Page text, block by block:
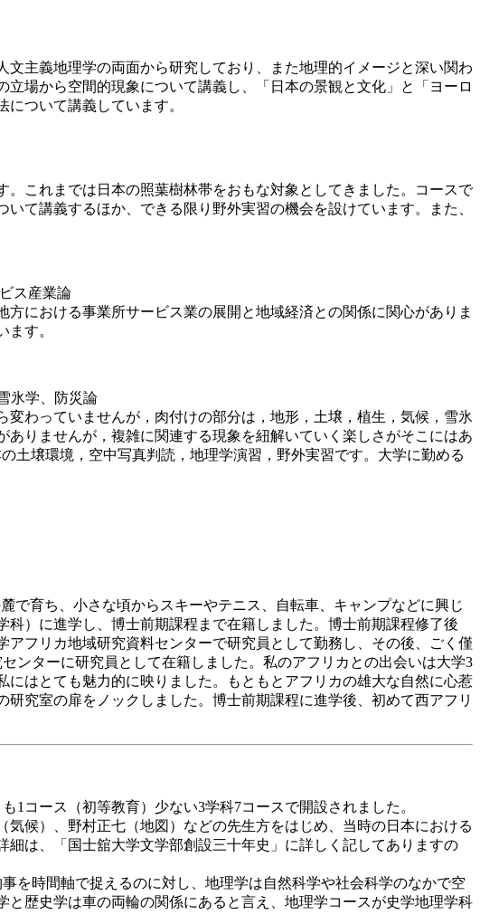
主義地理学の両面から研究しており、また地理的イメージと深い関わ
場から空間的現象について講義し、「日本の景観と文化」と「ヨーロ
ついて講義しています。
これまでは日本の照葉樹林帯をおもな対象としてきました。コースで
て講義するほか、できる限り野外実習の機会を設けています。また、
ス産業論
における事業所サービス業の展開と地域経済との関係に関心がありま
す。
氷学、防災論
わっていませんが，肉付けの部分は，地形，土壌，植生，気候，雪氷
りませんが，複雑に関連する現象を紐解いていく楽しさがそこにはあ
土壌環境，空中写真判読，地理学演習，野外実習です。大学に勤める
で育ち、小さな頃からスキーやテニス、自転車、キャンプなどに興じ
科）に進学し、博士前期課程まで在籍しました。博士前期課程修了後
フリカ地域研究資料センターで研究員として勤務し、その後、ごく僅
ンターに研究員として在籍しました。 私のアフリカとの出会いは大学3
はとても魅力的に映りました。もともとアフリカの雄大な自然に心惹
究室の扉をノックしました。博士前期課程に進学後、初めて西アフリ
コース（初等教育）少ない3学科7コースで開設されました。
候）、野村正七（地図）などの先生方をはじめ、当時の日本における
は、「国士舘大学文学部創設三十年史」に詳しく記してありますの
を時間軸で捉えるのに対し、地理学は自然科学や社会科学のなかで空
歴史学は車の両輪の関係にあると言え、地理学コースが史学地理学科